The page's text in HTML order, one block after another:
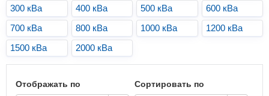
300 кВа
400 кВа 500 кВа
600 кВа
700 кВа
800 кВа 1000 кВа
1200 кВа
1500 кВа
2000 кВа
Отображать по
Сортировать по